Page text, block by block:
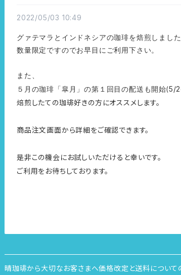
2022/05/03 10:49
グァテマラとインドネシアの珈琲を焙煎しまし
数量限定ですのでお早目にご利用下さい。
また、
５月の珈琲「皐月」の第１回目の配送も開始(5/
焙煎したての珈琲好きの方にオススメします。
商品注文画面から詳細をご確認できます。
是非この機会にお試しいただけると幸いです。
ご利用をお待ちしております。
晴珈琲から大切なお客さまへ価格改定と送料について